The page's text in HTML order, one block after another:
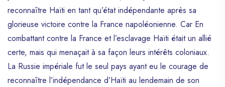
reconnaître Haïti en tant qu’état indépendante après sa
glorieuse victoire contre la France napoléonienne. Car En
combattant contre la France et l’esclavage Haïti était un allié
certe, mais qui menaçait à sa façon leurs intérêts coloniaux.
La Russie impériale fut le seul pays ayant eu le courage de
reconnaître l’indépendance d’Haïti au lendemain de son